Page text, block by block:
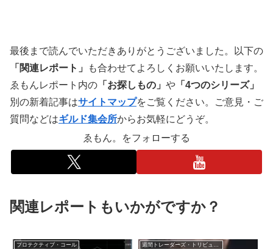
最後まで読んでいただきありがとうございました。以下の
「関連レポート」
も合わせてよろしくお願いいたします。
ゑもんレポート内の 「お探しもの」 や 「4つのシリーズ」
別の新着記事はサイトマップをご覧ください。ご意見・ご
質問などはギルド集会所からお気軽にどうぞ。
ゑもん。をフォローする
関連レポートもいかがですか？
プロテクティブ・コール 週間トレーダーズ・トリビューン